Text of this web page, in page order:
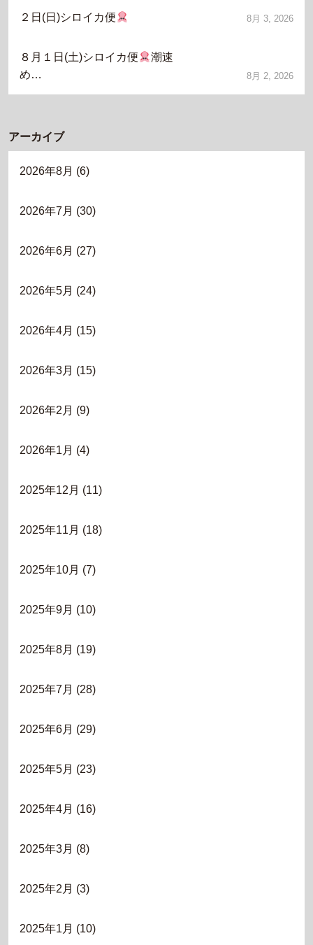
２日(日)シロイカ便 8月 3, 2026
８月１日(土)シロイカ便
潮速
め…
8月 2, 2026
アーカイブ
2026年8月 (6)
2026年7月 (30)
2026年6月 (27)
2026年5月 (24)
2026年4月 (15)
2026年3月 (15)
2026年2月 (9)
2026年1月 (4)
2025年12月 (11)
2025年11月 (18)
2025年10月 (7)
2025年9月 (10)
2025年8月 (19)
2025年7月 (28)
2025年6月 (29)
2025年5月 (23)
2025年4月 (16)
2025年3月 (8)
2025年2月 (3)
2025年1月 (10)